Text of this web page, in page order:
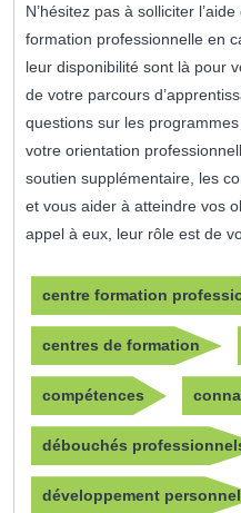
N’hésitez pas à solliciter
formation professionnelle en
leur disponibilité sont là pour
de votre parcours
questions sur les
votre orientation
soutien supplémentaire, les
et vous aider à atteindre vos
appel à eux, leur rôle est de
centre formation
centres de formation
compétences
débouchés
développement personnel